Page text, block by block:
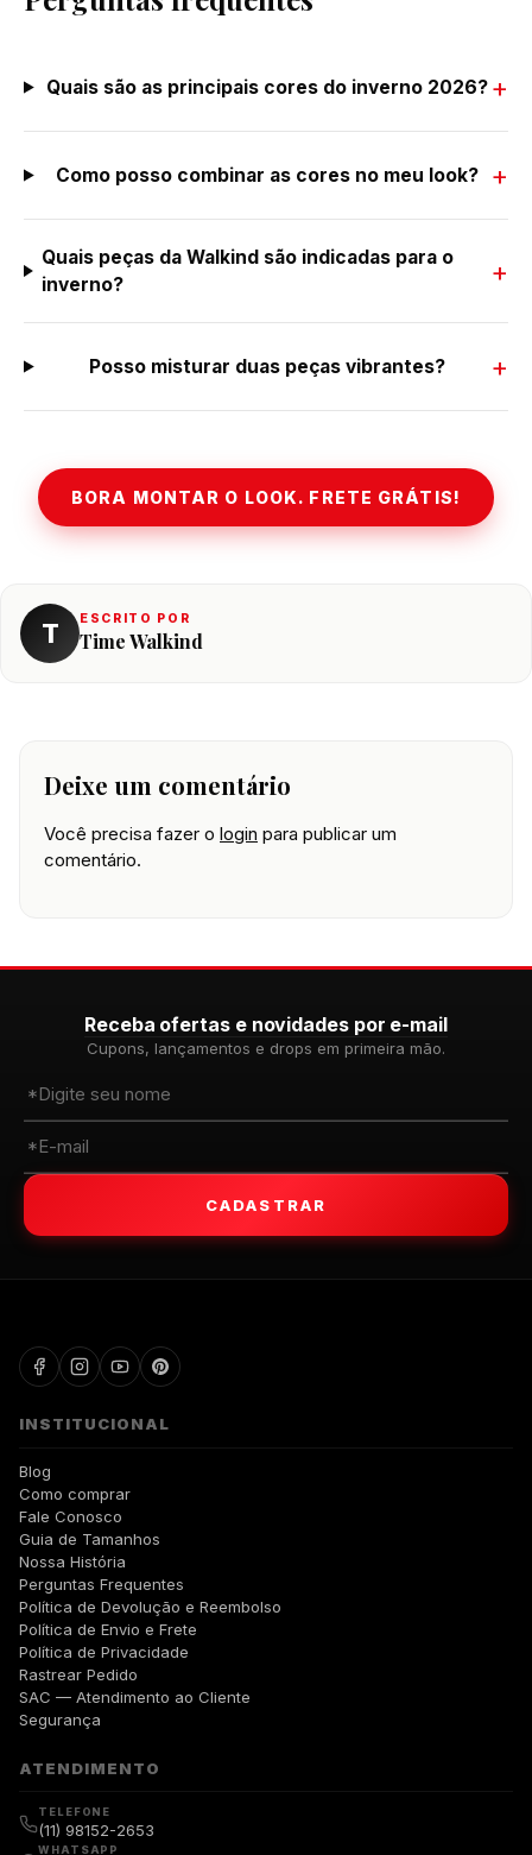
Quais são as principais cores do inverno 2026?
Como posso combinar as cores no meu look?
Quais peças da Walkind são indicadas para o
inverno?
Posso misturar duas peças vibrantes?
BORA MONTAR O LOOK. FRETE GRÁTIS!
T ESCRITO POR
Time Walkind
Deixe um comentário
Você precisa fazer o login para publicar um
comentário.
Receba ofertas e novidades por e-mail
Cupons, lançamentos e drops em primeira mão.
CADASTRAR
INSTITUCIONAL
Blog
Como comprar
Fale Conosco
Guia de Tamanhos
Nossa História
Perguntas Frequentes
Política de Devolução e Reembolso
Política de Envio e Frete
Política de Privacidade
Rastrear Pedido
SAC — Atendimento ao Cliente
Segurança
ATENDIMENTO
TELEFONE
(11) 98152-2653
WHATSAPP